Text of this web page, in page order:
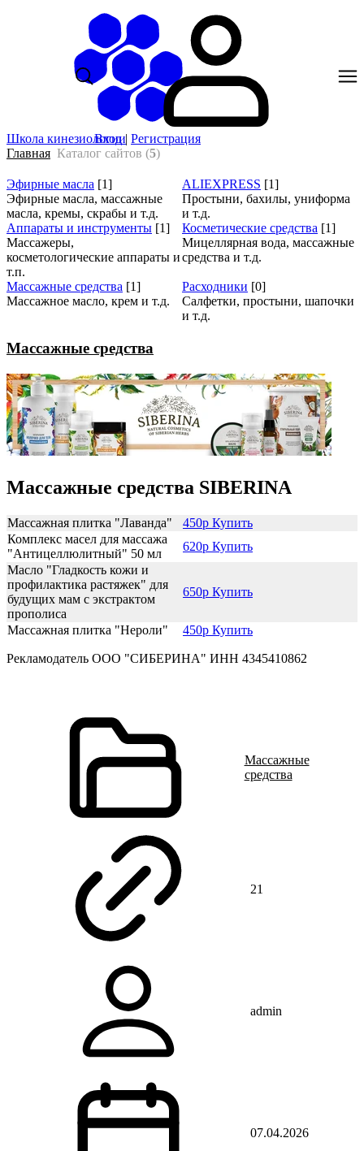
Школа кинезиологии
Вход| Регистрация
Главная Каталог сайтов (5)
Эфирные масла [1]
Эфирные масла, массажные
масла, кремы, скрабы и т.д.
ALIEXPRESS [1]
Простыни, бахилы, униформа
и т.д.
Аппараты и инструменты [1]
Массажеры,
косметологические аппараты и
т.п.
Косметические средства [1]
Мицеллярная вода, массажные
средства и т.д.
Массажные средства [1]
Массажное масло, крем и т.д.
Расходники [0]
Салфетки, простыни, шапочки
и т.д.
Массажные средства
Массажные средства SIBERINA
Массажная плитка "Лаванда"
450р Купить
Комплекс масел для массажа
"Антицеллюлитный" 50 мл
620р Купить
Масло "Гладкость кожи и
профилактика растяжек" для
будущих мам с экстрактом
прополиса
650р Купить
Массажная плитка "Нероли" 450р Купить
Рекламодатель ООО "СИБЕРИНА" ИНН 4345410862
Массажные
средства
21
admin
07.04.2026